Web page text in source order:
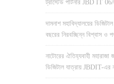
ট্রাস্টেড পার্টনার JBD IT
দামনাশ মহাবিদ্যালয়ের
বছরের নিরবচ্ছিন্ন বিশ্বাস ও
নাটোরের ঐতিহ্যবাহী
ডিজিটাল যাত্রায় JBDIT-এর